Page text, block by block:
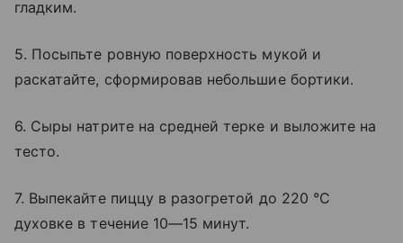
гладким.
5. Посыпьте ровную поверхность мукой и
раскатайте, сформировав небольшие бортики.
6. Сыры натрите на средней терке и выложите на
тесто.
7. Выпекайте пиццу в разогретой до 220 °C
духовке в течение 10—15 минут.